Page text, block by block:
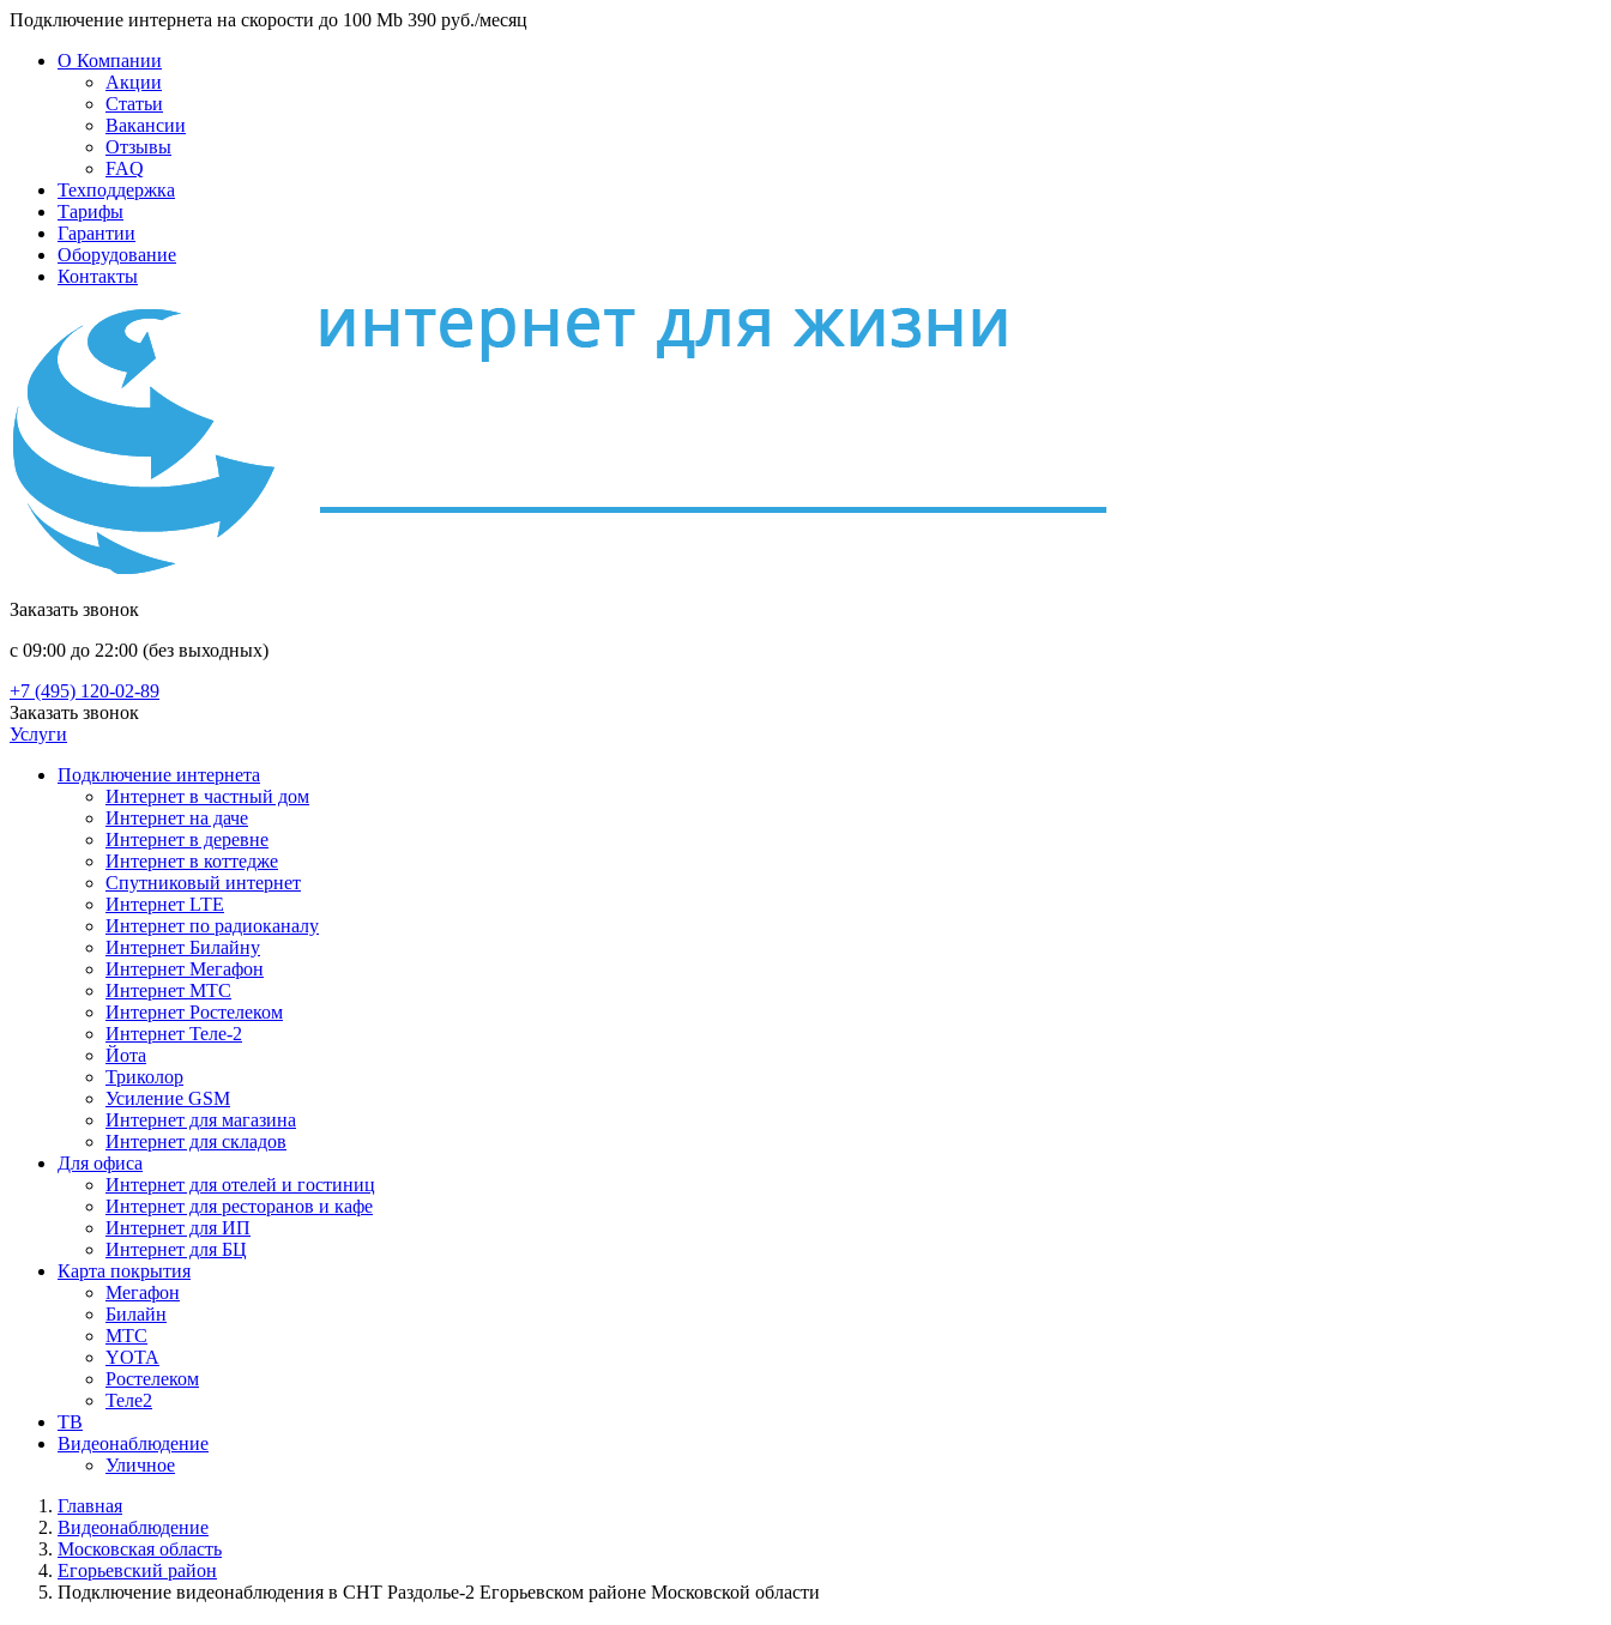
Подключение интернета на скорости до 100 Mb 390 руб./месяц
О Компании
Акции
Статьи
Вакансии
Отзывы
FAQ
Техподдержка
Тарифы
Гарантии
Оборудование
Контакты
Заказать звонок
с 09:00 до 22:00 (без выходных)
+7 (495) 120-02-89
Заказать звонок
Услуги
Подключение интернета
Интернет в частный дом
Интернет на даче
Интернет в деревне
Интернет в коттедже
Спутниковый интернет
Интернет LTE
Интернет по радиоканалу
Интернет Билайну
Интернет Мегафон
Интернет МТС
Интернет Ростелеком
Интернет Теле-2
Йота
Триколор
Усиление GSM
Интернет для магазина
Интернет для складов
Для офиса
Интернет для отелей и гостиниц
Интернет для ресторанов и кафе
Интернет для ИП
Интернет для БЦ
Карта покрытия
Мегафон
Билайн
МТС
YOTA
Ростелеком
Теле2
ТВ
Видеонаблюдение
Уличное
Главная
Видеонаблюдение
Московская область
Егорьевский район
Подключение видеонаблюдения в СНТ Раздолье-2 Егорьевском районе Московской области